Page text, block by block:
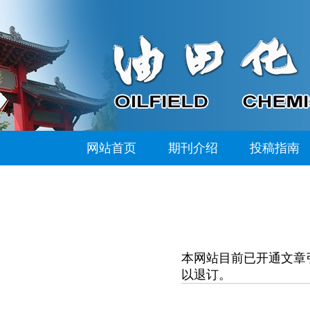
网站首页 期刊介绍 投稿指南
本网站目前已开通文
以退订。